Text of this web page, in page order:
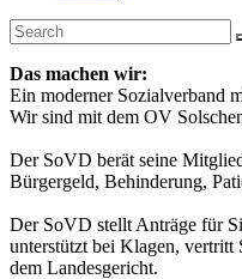
Das machen wir:
Ein moderner Sozialverband
Wir sind mit dem OV
Der SoVD berät seine
Bürgergeld, Behinderung,
Der SoVD stellt Anträge für
unterstützt bei Klagen, vertritt
dem Landesgericht.